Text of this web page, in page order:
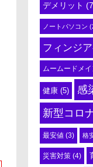
デメリット
ノートパソコン
フィンジ
ムームードメイ
健康 (5) 感
新型コロ
最安値 (3) 格
災害対策 (4)